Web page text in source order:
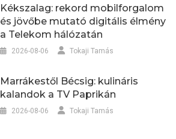
Kékszalag: rekord mobilforgalom
és jövőbe mutató digitális élmény
a Telekom hálózatán
2026-08-06 Tokaji Tamás
Marrákestől Bécsig: kulináris
kalandok a TV Paprikán
2026-08-06 Tokaji Tamás